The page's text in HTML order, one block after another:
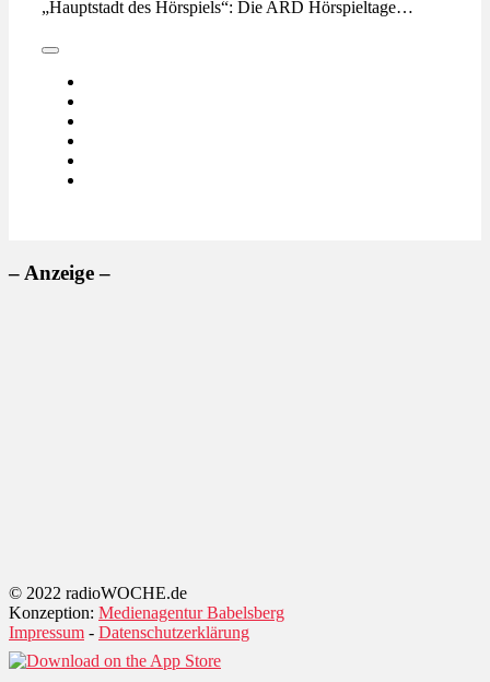
„Hauptstadt des Hörspiels“: Die ARD Hörspieltage…
– Anzeige –
© 2022 radioWOCHE.de
Konzeption: Medienagentur Babelsberg
Impressum - Datenschutzerklärung